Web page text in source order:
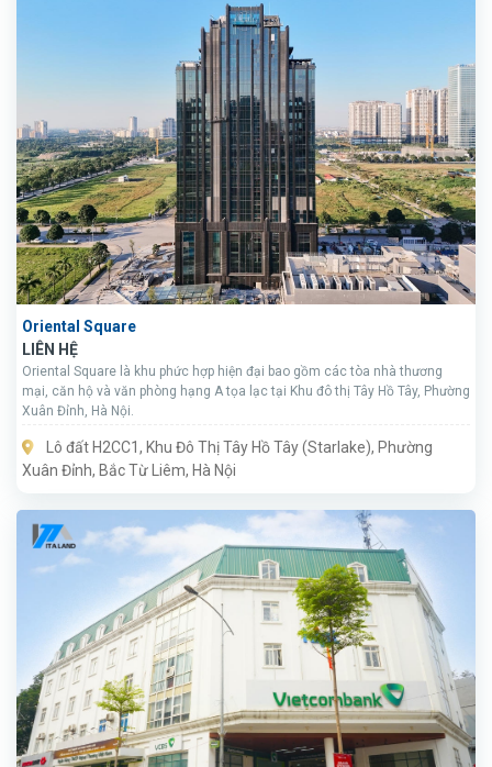
Oriental Square
LIÊN HỆ
Oriental Square là khu phức hợp hiện đại bao gồm các tòa nhà thương
mại, căn hộ và văn phòng hạng A tọa lạc tại Khu đô thị Tây Hồ Tây, Phường
Xuân Đỉnh, Hà Nội.
Lô đất H2CC1, Khu Đô Thị Tây Hồ Tây (Starlake), Phường
Xuân Đỉnh, Bắc Từ Liêm, Hà Nội